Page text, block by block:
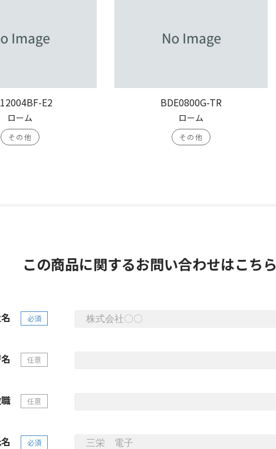
E2
ローム
その他
BDE0800G-TR
ローム
その他
この商品に関するお問い合わせはこちら
必須
任意
任意
必須